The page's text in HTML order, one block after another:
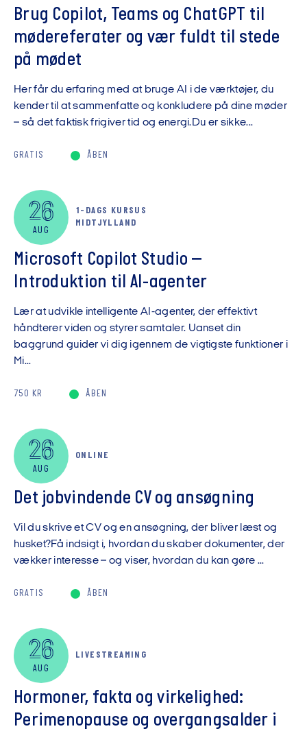
Brug Copilot, Teams og ChatGPT til
mødereferater og vær fuldt til stede
på mødet
Her får du erfaring med at bruge AI i de værktøjer, du
kender til at sammenfatte og konkludere på dine møder
– så det faktisk frigiver tid og energi.Du er sikke...
GRATIS ÅBEN
26
AUG
1-DAGS KURSUS
MIDTJYLLAND
Microsoft Copilot Studio –
Introduktion til AI-agenter
Lær at udvikle intelligente AI-agenter, der effektivt
håndterer viden og styrer samtaler. Uanset din
baggrund guider vi dig igennem de vigtigste funktioner i
Mi...
750 KR ÅBEN
26
AUG
ONLINE
Det jobvindende CV og ansøgning
Vil du skrive et CV og en ansøgning, der bliver læst og
husket?Få indsigt i, hvordan du skaber dokumenter, der
vækker interesse – og viser, hvordan du kan gøre ...
GRATIS ÅBEN
26
AUG
LIVESTREAMING
Hormoner, fakta og virkelighed:
Perimenopause og overgangsalder i